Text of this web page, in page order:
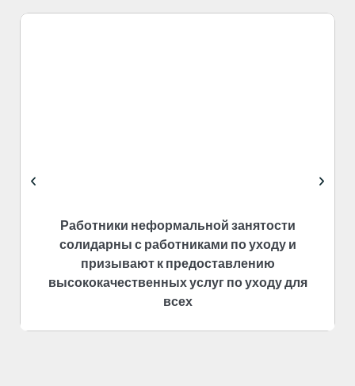
Работники неформальной занятости
солидарны с работниками по уходу и
призывают к предоставлению
высококачественных услуг по уходу для
всех